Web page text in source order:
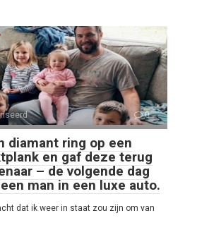
0
diamant ring op een
en gaf deze terug
– de volgende dag
man in een luxe auto.
dat ik weer in staat zou zijn om van